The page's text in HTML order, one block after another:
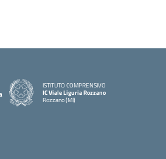
ISTITUTO COMPRENSIVO
IC Viale Liguria Rozzano
Rozzano (MI)